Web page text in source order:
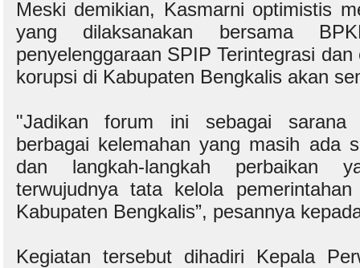
Meski demikian, Kasmarni optimistis
yang dilaksanakan bersama
penyelenggaraan SPIP Terintegrasi
korupsi di Kabupaten Bengkalis akan
"Jadikan forum ini sebagai sarana
berbagai kelemahan yang masih ada
dan langkah-langkah perbaikan
terwujudnya tata kelola
Kabupaten Bengkalis”, pesannya
Kegiatan tersebut dihadiri Kepala